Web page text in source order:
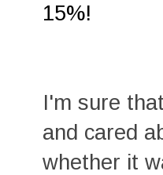
15%!
I'm sure
and cared
whether it